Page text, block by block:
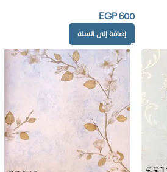
EGP600
إضافة إلى السلة